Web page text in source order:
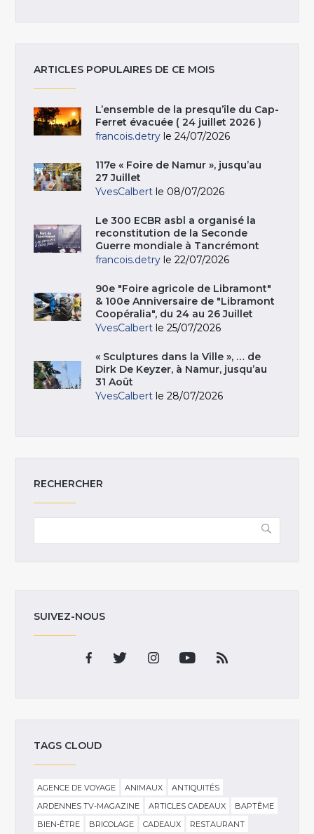
ARTICLES POPULAIRES DE CE MOIS
L’ensemble de la presqu’île du Cap-
Ferret évacuée ( 24 juillet 2026 )
francois.detry le 24/07/2026
117e « Foire de Namur », jusqu’au
27 Juillet
YvesCalbert le 08/07/2026
Le 300 ECBR asbl a organisé la
reconstitution de la Seconde
Guerre mondiale à Tancrémont
francois.detry le 22/07/2026
90e "Foire agricole de Libramont"
& 100e Anniversaire de "Libramont
Coopéralia", du 24 au 26 Juillet
YvesCalbert le 25/07/2026
« Sculptures dans la Ville », … de
Dirk De Keyzer, à Namur, jusqu’au
31 Août
YvesCalbert le 28/07/2026
RECHERCHER
SUIVEZ-NOUS
TAGS CLOUD
AGENCE DE VOYAGE ANIMAUX
ANTIQUITÉS
ARDENNES TV-MAGAZINE
ARTICLES CADEAUX
BAPTÊME
BIEN-ÊTRE
BRICOLAGE CADEAUX
RESTAURANT